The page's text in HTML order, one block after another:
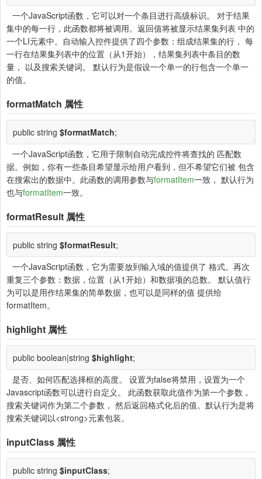
一个JavaScript函数，它可以对一个条目进行高级标识。 对于结果
集中的每一行，此函数都将被调用。返回值将被显示结果集列表 中的
一个LI元素中。自动输入控件提供了四个参数：组成结果集的行， 每
一行在结果集列表中的位置（从1开始），结果集列表中条目的数
量， 以及搜索关键词。 默认行为是假设一个单一的行包含一个单一
的值。
formatMatch 属性
public string $formatMatch;
一个JavaScript函数，它用于限制自动完成控件将查找的 匹配数
据。例如，你有一些条目希望显示给用户看到，但不希望它们被 包含
在搜索出的数据中。此函数的调用参数与formatItem一致， 默认行为
也与formatItem一致。
formatResult 属性
public string $formatResult;
一个JavaScript函数，它为需要放到输入域的值提供了 格式。再次
重复三个参数：数据，位置（从1开始）和数据项的总数。 默认值行
为可以是用作结果集的简单数据，也可以是同样的值 提供给
formatItem。
highlight 属性
public boolean|string $highlight;
是否、如何匹配选择框的高度。 设置为false将禁用，设置为一个
Javascript函数可以进行自定义。 此函数获取此值作为第一个参数，
搜索关键词作为第二个参数， 然后返回格式化后的值。默认行为是将
搜索关键词以<strong>元素包装。
inputClass 属性
public string $inputClass;